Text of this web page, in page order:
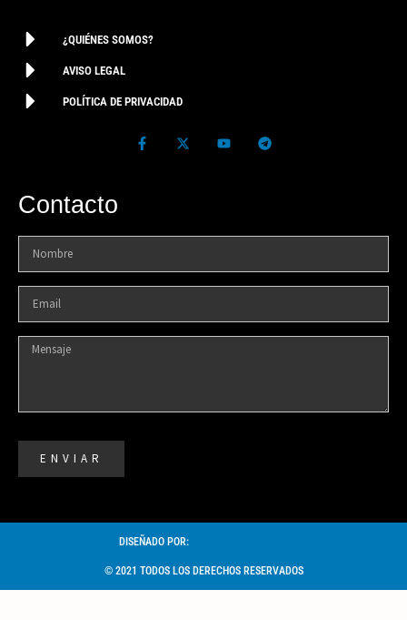
¿QUIÉNES SOMOS?
AVISO LEGAL
POLÍTICA DE PRIVACIDAD
Contacto
ENVIAR
DISEÑADO POR:
© 2021 TODOS LOS DERECHOS RESERVADOS